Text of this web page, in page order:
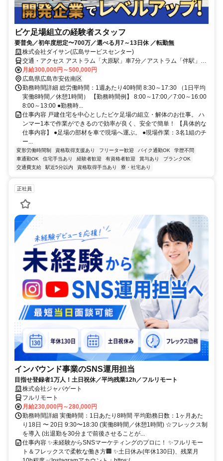
ビケ足場組立の経験者スタッフ
要普免／初年度想定〜700万／選べる月7～13日休 ／転勤無
株式会社ダイサン(広島サービスセンター)
交通・アクセス アストラム「大原駅」車7分／アストラム「伴駅」車
12分
月給300,000円～500,000円
広島県広島市安佐南区
勤務時間詳細 総労働時間：1週あたり40時間 8:30～17:30 （1日平均
実働8時間／休憩1時間） 【勤務時間例】 8:00～17:00／7:00～16:00
8:00～13:00 ●勤務時...
仕事内容 戸建住宅を中心としたビケ足場の組立・解体のお仕事。 ハ
ンマー1本で作業ができるので効率が良く、安全で簡単！ 【具体的な
仕事内容】 ●足場の部材を車で現場へ運ぶ。 ●現場作業：3名1組のチ
ー...
変形労働時間制 資格取得支援あり フリーター歓迎 バイク通勤OK
学歴不問
車通勤OK
住宅手当あり 経験者歓迎 有資格者歓迎 賞与あり
ブランクOK
交通費支給
駅近5分以内 資格取得手当あり 寮・社宅あり
正社員
インバウンド事業のSNS運用担当
目指せ登録者1万人！土日祝休／平均残業12h／フルリモート
株式会社ジャパゲート
フルリモート
月給230,000円～280,000円
勤務時間詳細 実働時間：1日あたり8時間 平均勤務日数：1ヶ月あた
り18日 〜 20日 9:30〜18:30 (実働8時間／休憩1時間) ☆フレックス制
を導入 (出退勤を30分まで前後させることが...
仕事内容 ✨未経験からSNSマーケティングのプロに！ ✨フルリモー
ト＆フレックスで柔軟な働き方🏢 ✨土日休み(年休130日)、残業月